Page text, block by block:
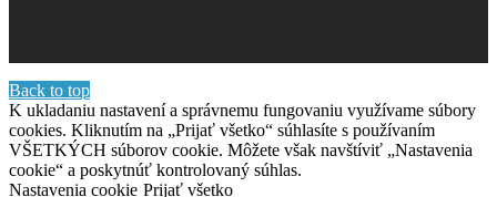
Back to top
K ukladaniu nastavení a správnemu fungovaniu využívame súbory
cookies. Kliknutím na „Prijať všetko“ súhlasíte s používaním
VŠETKÝCH súborov cookie. Môžete však navštíviť „Nastavenia
cookie“ a poskytnúť kontrolovaný súhlas.
Nastavenia cookie Prijať všetko